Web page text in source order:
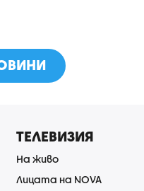
ТЕЛЕВИЗИЯ
На живо
Лицата на NOVA